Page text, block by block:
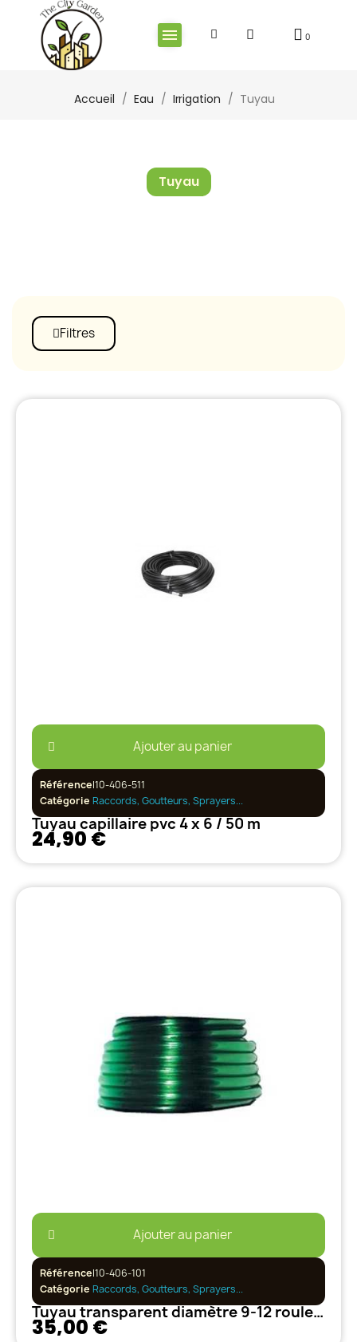
Accueil Eau Irrigation Tuyau
Tuyau
Filtres
Ajouter au panier
RéférenceI10-406-511
Catégorie Raccords, Goutteurs, Sprayers...
Tuyau capillaire pvc 4 x 6 / 50 m
24,90 €
Ajouter au panier
RéférenceI10-406-101
Catégorie Raccords, Goutteurs, Sprayers...
Tuyau transparent diamètre 9-12 rouleau de 20 M
35,00 €